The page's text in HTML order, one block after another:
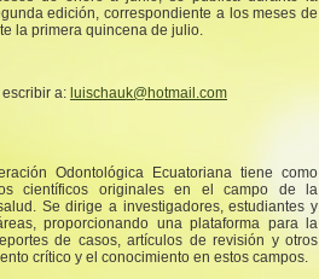
edición, correspondiente a los meses de
la primera quincena de julio.
a: luischauk@hotmail.com
Odontológica Ecuatoriana tiene como
científicos originales en el campo de la
Se dirige a investigadores, estudiantes y
proporcionando una plataforma para la
de casos, artículos de revisión y otros
crítico y el conocimiento en estos campos.